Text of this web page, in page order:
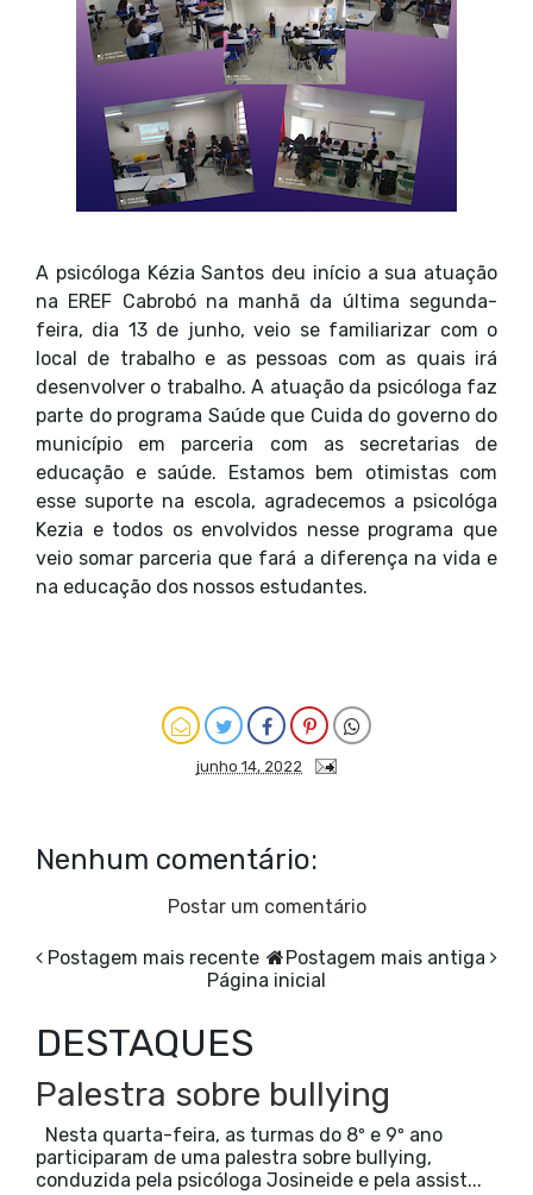
A psicóloga Kézia Santos deu início a sua atuação
na EREF Cabrobó na manhã da última segunda-
feira, dia 13 de junho, veio se familiarizar com o
local de trabalho e as pessoas com as quais irá
desenvolver o trabalho. A atuação da psicóloga faz
parte do programa Saúde que Cuida do governo do
município em parceria com as secretarias de
educação e saúde. Estamos bem otimistas com
esse suporte na escola, agradecemos a psicológa
Kezia e todos os envolvidos nesse programa que
veio somar parceria que fará a diferença na vida e
na educação dos nossos estudantes.
junho 14, 2022
Nenhum comentário:
Postar um comentário
Postagem mais recente
Postagem mais antiga
Página inicial
DESTAQUES
Palestra sobre bullying
Nesta quarta-feira, as turmas do 8º e 9º ano
participaram de uma palestra sobre bullying,
conduzida pela psicóloga Josineide e pela assist...